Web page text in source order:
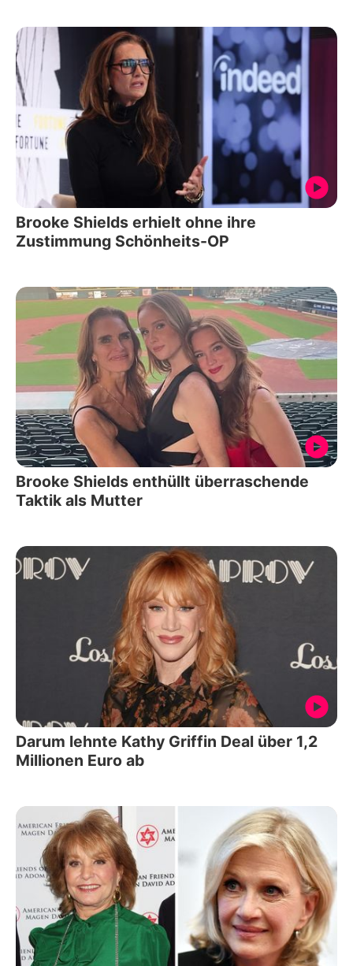
Brooke Shields erhielt ohne ihre
Zustimmung Schönheits-OP
Brooke Shields enthüllt überraschende
Taktik als Mutter
Darum lehnte Kathy Griffin Deal über 1,2
Millionen Euro ab